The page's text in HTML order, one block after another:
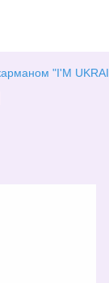
"I'M